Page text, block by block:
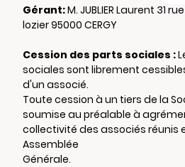
Gérant:M. JUBLIER Laurent 31
lozier 95000 CERGY
Cession des parts sociales :
sociales sont librement
d'un associé.
Toute cession à un tiers de la
soumise au préalable à
collectivité des associés réunis
Assemblée
Générale.